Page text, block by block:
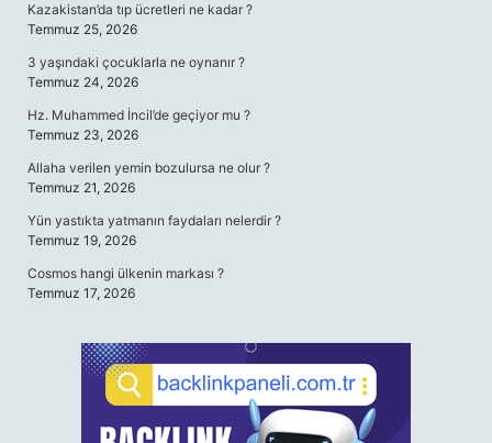
Kazakistan’da tıp ücretleri ne kadar ?
Temmuz 25, 2026
3 yaşındaki çocuklarla ne oynanır ?
Temmuz 24, 2026
Hz. Muhammed İncil’de geçiyor mu ?
Temmuz 23, 2026
Allaha verilen yemin bozulursa ne olur ?
Temmuz 21, 2026
Yün yastıkta yatmanın faydaları nelerdir ?
Temmuz 19, 2026
Cosmos hangi ülkenin markası ?
Temmuz 17, 2026